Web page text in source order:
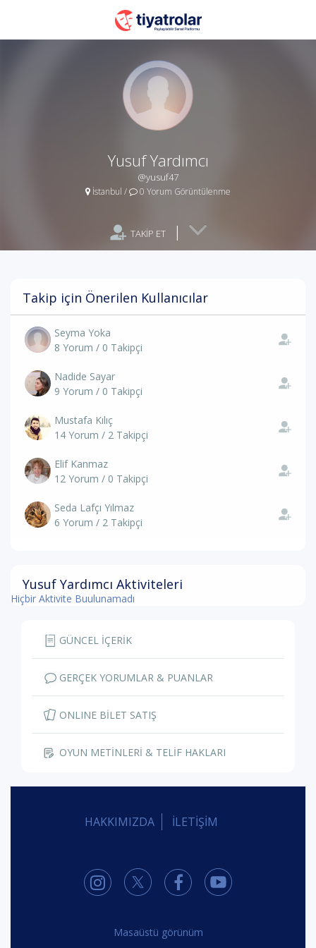
Yusuf Yardımcı
@yusuf47
İstanbul / 0 Yorum Görüntülenme
TAKİP ET |
Takip için Önerilen Kullanıcılar
Seyma Yoka
8 Yorum / 0 Takipçi
Nadide Sayar
9 Yorum / 0 Takipçi
Mustafa Kılıç
14 Yorum / 2 Takipçi
Elif Kanmaz
12 Yorum / 0 Takipçi
Seda Lafçı Yılmaz
6 Yorum / 2 Takipçi
Yusuf Yardımcı Aktiviteleri
Hiçbir Aktivite Buulunamadı
GÜNCEL İÇERİK
GERÇEK YORUMLAR & PUANLAR
ONLINE BİLET SATIŞ
OYUN METİNLERİ & TELİF HAKLARI
HAKKIMIZDA İLETİŞİM
Masaüstü görünüm